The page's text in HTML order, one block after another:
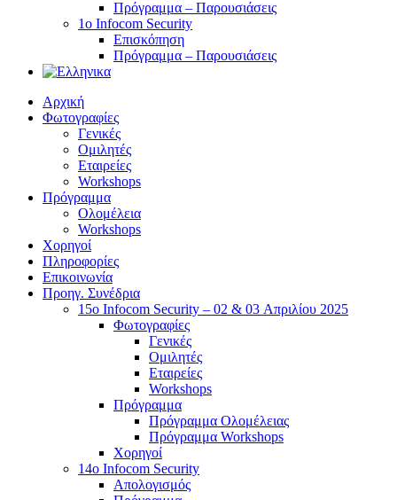
Πρόγραμμα – Παρουσιάσεις
1ο Infocom Security
Επισκόπηση
Πρόγραμμα – Παρουσιάσεις
Αρχική
Φωτογραφίες
Γενικές
Ομιλητές
Εταιρείες
Workshops
Πρόγραμμα
Ολομέλεια
Workshops
Χορηγοί
Πληροφορίες
Επικοινωνία
Προηγ. Συνέδρια
15o Infocom Security – 02 & 03 Απριλίου 2025
Φωτογραφίες
Γενικές
Ομιλητές
Εταιρείες
Workshops
Πρόγραμμα
Πρόγραμμα Ολομέλειας
Πρόγραμμα Workshops
Χορηγοί
14o Infocom Security
Απολογισμός